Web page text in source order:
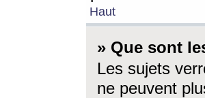
Haut
» Que sont
Les sujets
ne peuvent